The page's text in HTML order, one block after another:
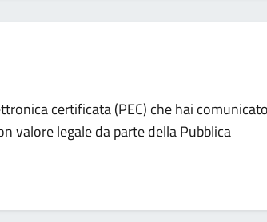
certificata (PEC) che hai
valore legale da parte della Pubblica